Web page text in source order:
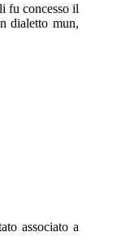
fu concesso il
dialetto mun,
associato a